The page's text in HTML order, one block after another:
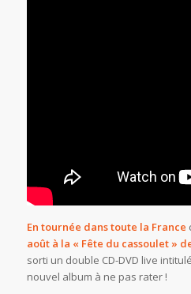
En tournée dans toute la France
août à la « Fête du cassoulet »
sorti un double CD-DVD live intitulé
nouvel album à ne pas rater !